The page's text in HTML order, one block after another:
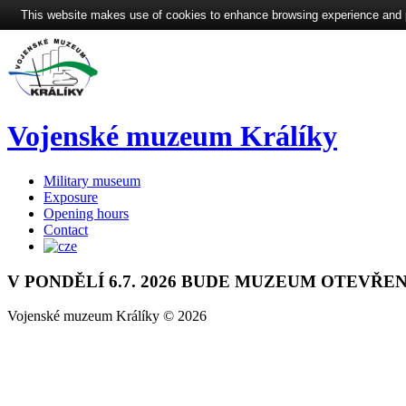
Vojenské muzeum Králíky
Military museum
Exposure
Opening hours
Contact
V PONDĚLÍ 6.7. 2026 BUDE MUZEUM
Vojenské muzeum Králíky © 2026
This website makes use of cookies to enhance browsing experience